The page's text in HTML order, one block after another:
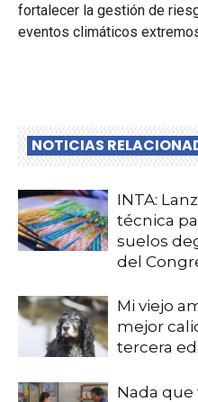
fortalecer la gestión de
eventos climáticos
NOTICIAS
INTA:
técnica
suelos
del
Mi viejo
mejor
tercera
Nada que